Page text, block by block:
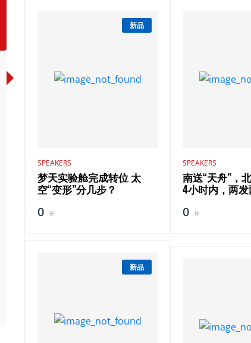
新品
SPEAKERS
梦天实验舱完成转位 太
空“变形”分几步？
0 0
SPEAKERS
南送“天舟”，
4小时内，两发
0 0
新品